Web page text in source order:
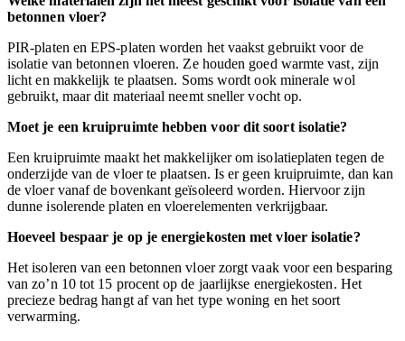
betonnen vloer?
PIR-platen en EPS-platen worden het vaakst gebruikt voor de
isolatie van betonnen vloeren. Ze houden goed warmte vast, zijn
licht en makkelijk te plaatsen. Soms wordt ook minerale wol
gebruikt, maar dit materiaal neemt sneller vocht op.
Moet je een kruipruimte hebben voor dit soort isolatie?
Een kruipruimte maakt het makkelijker om isolatieplaten tegen de
onderzijde van de vloer te plaatsen. Is er geen kruipruimte, dan kan
de vloer vanaf de bovenkant geïsoleerd worden. Hiervoor zijn
dunne isolerende platen en vloerelementen verkrijgbaar.
Hoeveel bespaar je op je energiekosten met vloer isolatie?
Het isoleren van een betonnen vloer zorgt vaak voor een besparing
van zo’n 10 tot 15 procent op de jaarlijkse energiekosten. Het
precieze bedrag hangt af van het type woning en het soort
verwarming.